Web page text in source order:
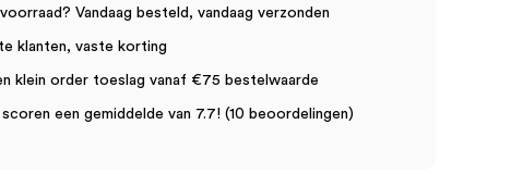
Vandaag besteld, vandaag verzonden
klanten, vaste korting
klein order toeslag vanaf €75 bestelwaarde
een gemiddelde van 7.7! (10 beoordelingen)